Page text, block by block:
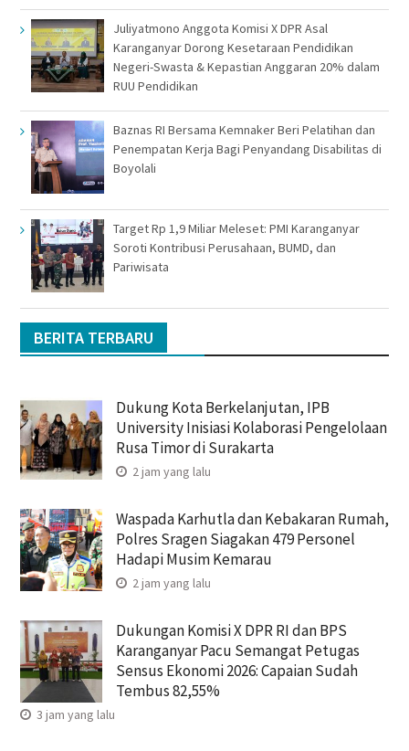
Juliyatmono Anggota Komisi X DPR Asal
Karanganyar Dorong Kesetaraan Pendidikan
Negeri-Swasta & Kepastian Anggaran 20% dalam
RUU Pendidikan
Baznas RI Bersama Kemnaker Beri Pelatihan dan
Penempatan Kerja Bagi Penyandang Disabilitas di
Boyolali
Target Rp 1,9 Miliar Meleset: PMI Karanganyar
Soroti Kontribusi Perusahaan, BUMD, dan
Pariwisata
BERITA TERBARU
Dukung Kota Berkelanjutan, IPB
University Inisiasi Kolaborasi Pengelolaan
Rusa Timor di Surakarta
2 jam yang lalu
Waspada Karhutla dan Kebakaran Rumah,
Polres Sragen Siagakan 479 Personel
Hadapi Musim Kemarau
2 jam yang lalu
Dukungan Komisi X DPR RI dan BPS
Karanganyar Pacu Semangat Petugas
Sensus Ekonomi 2026: Capaian Sudah
Tembus 82,55%
3 jam yang lalu